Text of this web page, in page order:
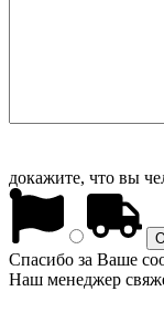
докажите, что вы
Спасибо за Ваше
Наш менеджер